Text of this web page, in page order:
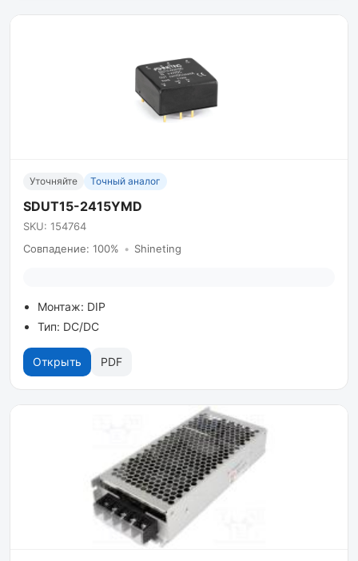
Уточняйте Точный аналог
SDUT15-2415YMD
SKU: 154764
Совпадение: 100% • Shineting
Монтаж: DIP
Тип: DC/DC
Открыть PDF